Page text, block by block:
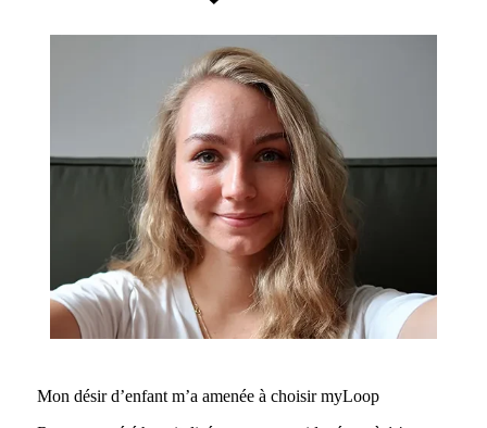
Mon désir d’enfant m’a amenée à choisir myLoop